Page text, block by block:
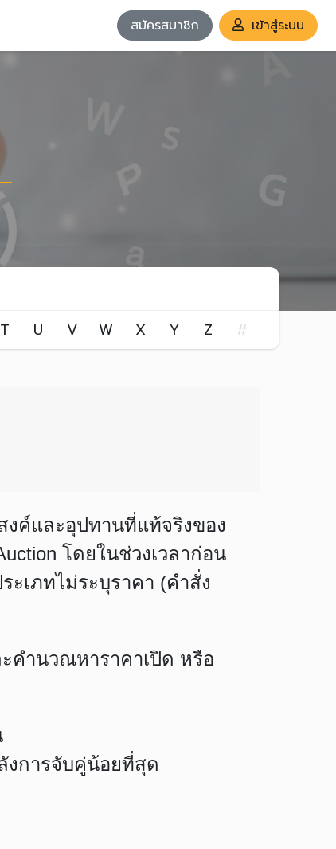
สมัครสมาชิก เข้าสู่ระบบ
T U V W X Y Z #
งค์และอุปทานที่แท้จริงของ
โดยในช่วงเวลาก่อน
ะเภทไม่ระบุราคา (คำสั่ง
คำนวณหาราคาเปิด หรือ
งการจับคู่น้อยที่สุด